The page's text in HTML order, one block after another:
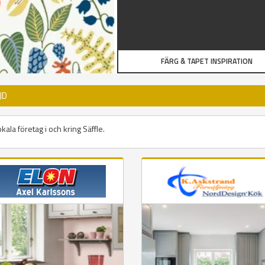
FÄRG & TAPET INSPIRATION
företag i och kring Säffle.